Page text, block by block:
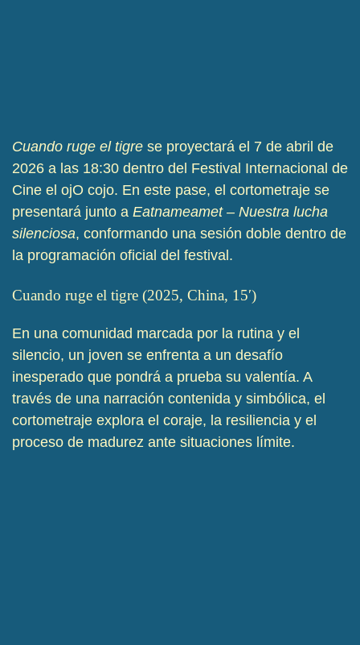
Cuando ruge el tigre se proyectará el 7 de abril de
2026 a las 18:30 dentro del Festival Internacional de
Cine el ojO cojo. En este pase, el cortometraje se
presentará junto a Eatnameamet – Nuestra lucha
silenciosa, conformando una sesión doble dentro de
la programación oficial del festival.
Cuando ruge el tigre (2025, China, 15′)
En una comunidad marcada por la rutina y el
silencio, un joven se enfrenta a un desafío
inesperado que pondrá a prueba su valentía. A
través de una narración contenida y simbólica, el
cortometraje explora el coraje, la resiliencia y el
proceso de madurez ante situaciones límite.